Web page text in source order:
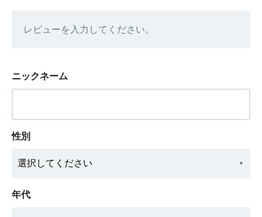
レビューを入力してください。
ニックネーム
性別
年代